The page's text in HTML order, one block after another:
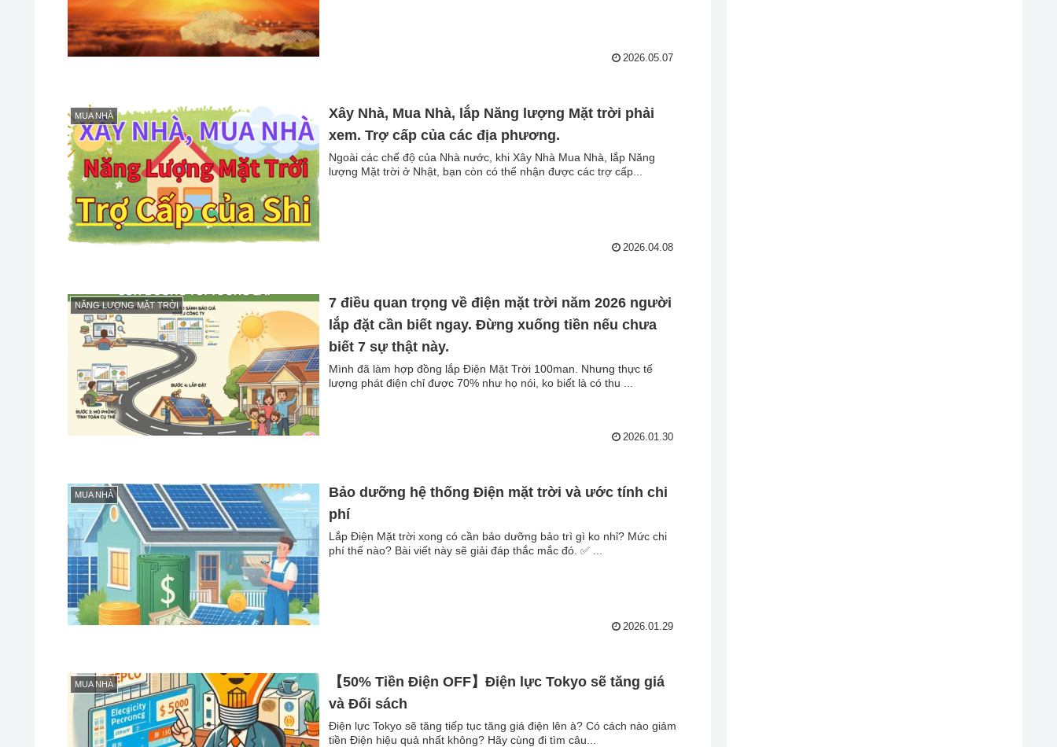
2026.05.07
MUA NHÀ
Xây Nhà, Mua Nhà, lắp Năng lượng Mặt trời phải
xem. Trợ cấp của các địa phương.
Ngoài các chế độ của Nhà nước, khi Xây Nhà Mua Nhà, lắp Năng
lượng Mặt trời ở Nhật, bạn còn có thể nhận được các trợ cấp...
2026.04.08
NĂNG LƯỢNG MẶT TRỜI
7 điều quan trọng về điện mặt trời năm 2026 người
lắp đặt cần biết ngay. Đừng xuống tiền nếu chưa
biết 7 sự thật này.
Mình đã làm hợp đồng lắp Điện Mặt Trời 100man. Nhưng thực tế
lượng phát điện chỉ được 70% như họ nói, ko biết là có thu ...
2026.01.30
MUA NHÀ
Bảo dưỡng hệ thống Điện mặt trời và ước tính chi
phí
Lắp Điện Mặt trời xong có cần bảo dưỡng bảo trì gì ko nhỉ? Mức chi
phí thế nào? Bài viết này sẽ giải đáp thắc mắc đó. ✅ ...
2026.01.29
MUA NHÀ
【50% Tiền Điện OFF】Điện lực Tokyo sẽ tăng giá
và Đối sách
Điện lực Tokyo sẽ tăng tiếp tục tăng giá điện lên à? Có cách nào giảm
tiền Điện hiệu quả nhất không? Hãy cùng đi tìm câu...